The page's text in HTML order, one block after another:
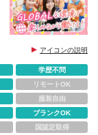
アイコンの説明
学歴不問
リモートOK
服装自由
ブランクOK
国認定取得